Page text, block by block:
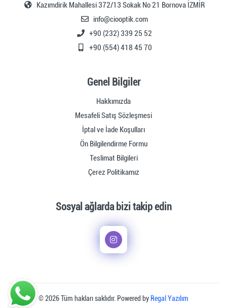
Kazımdirik Mahallesi 372/13 Sokak No 21 Bornova İZMİR
info@ciooptik.com
+90 (232) 339 25 52
+90 (554) 418 45 70
Genel Bilgiler
Hakkımızda
Mesafeli Satış Sözleşmesi
İptal ve İade Koşulları
Ön Bilgilendirme Formu
Teslimat Bilgileri
Çerez Politikamız
Sosyal ağlarda bizi takip edin
© 2026 Tüm hakları saklıdır. Powered by Regal Yazılım